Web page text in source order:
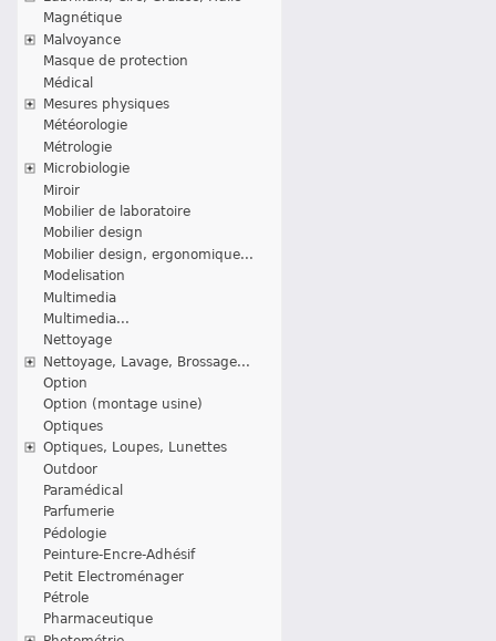
Magnétique
Malvoyance
Masque de protection
Médical
Mesures physiques
Météorologie
Métrologie
Microbiologie
Miroir
Mobilier de laboratoire
Mobilier design
Mobilier design, ergonomique...
Modelisation
Multimedia
Multimedia...
Nettoyage
Nettoyage, Lavage, Brossage...
Option
Option (montage usine)
Optiques
Optiques, Loupes, Lunettes
Outdoor
Paramédical
Parfumerie
Pédologie
Peinture-Encre-Adhésif
Petit Electroménager
Pétrole
Pharmaceutique